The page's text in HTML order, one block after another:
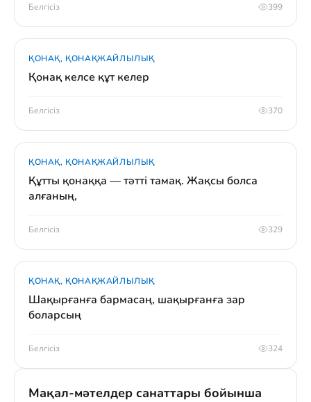
Белгісіз 399
ҚОНАҚ, ҚОНАҚЖАЙЛЫЛЫҚ
Қонақ келсе құт келер
Белгісіз 370
ҚОНАҚ, ҚОНАҚЖАЙЛЫЛЫҚ
Құтты қонаққа — тәтті тамақ. Жақсы болса
алғаның,
Белгісіз 329
ҚОНАҚ, ҚОНАҚЖАЙЛЫЛЫҚ
Шақырғанға бармасаң, шақырғанға зар
боларсың
Белгісіз 324
Мақал-мәтелдер санаттары бойынша